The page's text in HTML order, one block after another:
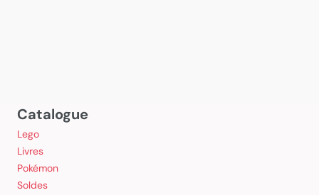
Catalogue
Lego
Livres
Pokémon
Soldes